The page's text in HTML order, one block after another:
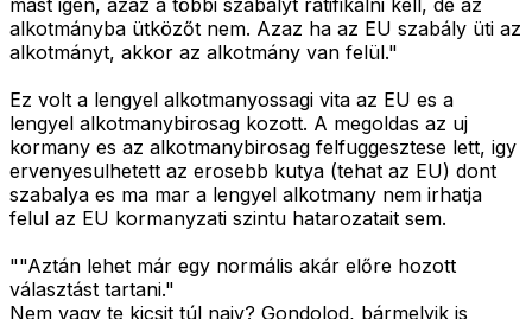
mást igen, azaz a többi szabályt ratifikálni kell, de az
alkotmányba ütközőt nem. Azaz ha az EU szabály üti az
alkotmányt, akkor az alkotmány van felül."
Ez volt a lengyel alkotmanyossagi vita az EU es a
lengyel alkotmanybirosag kozott. A megoldas az uj
kormany es az alkotmanybirosag felfuggesztese lett, igy
ervenyesulhetett az erosebb kutya (tehat az EU) dont
szabalya es ma mar a lengyel alkotmany nem irhatja
felul az EU kormanyzati szintu hatarozatait sem.
""Aztán lehet már egy normális akár előre hozott
választást tartani."
Nem vagy te kicsit túl naiv? Gondolod, bármelyik is